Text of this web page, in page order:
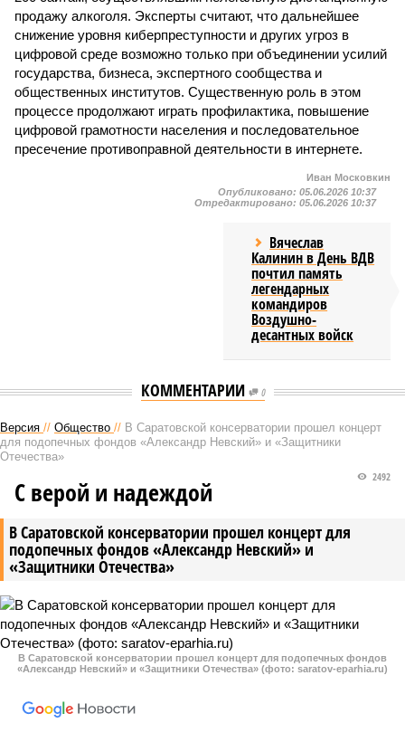
продажу алкоголя. Эксперты считают, что дальнейшее
снижение уровня киберпреступности и других угроз в
цифровой среде возможно только при объединении усилий
государства, бизнеса, экспертного сообщества и
общественных институтов. Существенную роль в этом
процессе продолжают играть профилактика, повышение
цифровой грамотности населения и последовательное
пресечение противоправной деятельности в интернете.
Иван Московкин
Опубликовано: 05.06.2026 10:37
Отредактировано: 05.06.2026 10:37
Вячеслав
Калинин в День ВДВ
почтил память
легендарных
командиров
Воздушно-
десантных войск
КОММЕНТАРИИ 0
Версия // Общество // В Саратовской консерватории прошел концерт
для подопечных фондов «Александр Невский» и «Защитники
Отечества»
В Саратовской консерватории прошел концерт для
подопечных фондов «Александр Невский» и
«Защитники Отечества»
2492
С верой и надеждой
В Саратовской консерватории прошел концерт для подопечных фондов
«Александр Невский» и «Защитники Отечества» (фото: saratov-eparhia.ru)